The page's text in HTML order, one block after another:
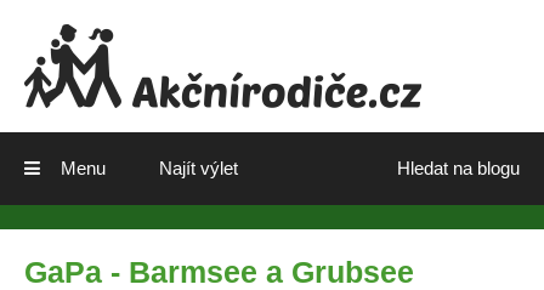
Hledat na blogu
Menu Najít výlet
GaPa - Barmsee a Grubsee